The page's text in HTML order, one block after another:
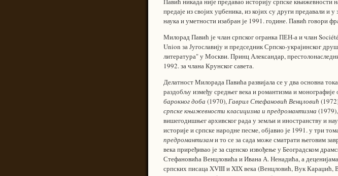
предаје из својих уџбеника, из којих су други предавали
наука и уметности изабран је 1991. године. Павић говори
Милорад Павић је члан српског огранка ПЕН-а и члан
Union за Југославију и председник Српско-украјинског
литература" у Москви. Принц Александар,
1992. за члана Крунског савета.
Делатност Милорада Павића развијала се у два основна
раздобљу између средњег века и романтизма и монографије
барокног доба (1970),Гаврил Стефановић Венцловић
српске књижевности класицизма и предромантизма (1979),
вишегодишњег архивског рада у земљи и иностранству и
историје и српске народне песме, објавио је 1991. у три
предромантизами то се за сада може сматрати његовим
века приређивао је за сценско извођење у Београдском
Стефановића Венцловића и Ивана А. Ненадића, а
српских писаца XVIII и XIX века (Венцловић, Вук Караџић,